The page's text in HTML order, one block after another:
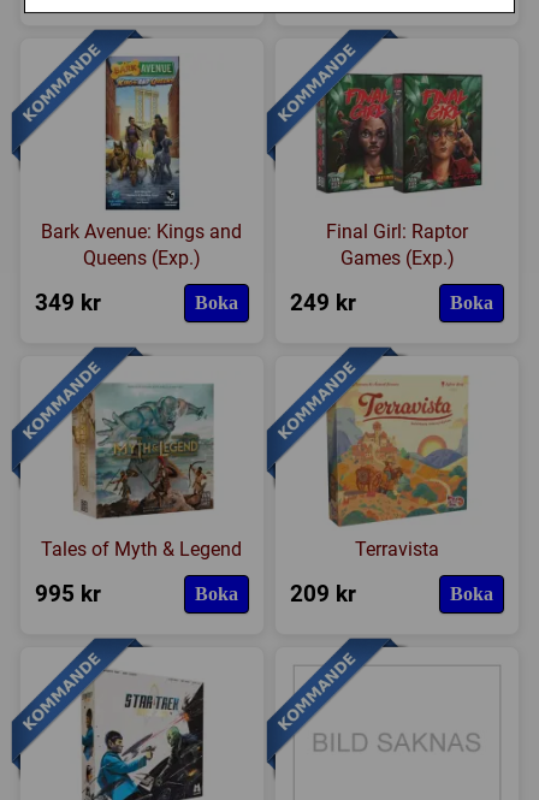
Bark Avenue: Kings and
Queens (Exp.)
349 kr Boka
Final Girl: Raptor
Games (Exp.)
249 kr Boka
Tales of Myth & Legend
995 kr Boka
Terravista
209 kr Boka